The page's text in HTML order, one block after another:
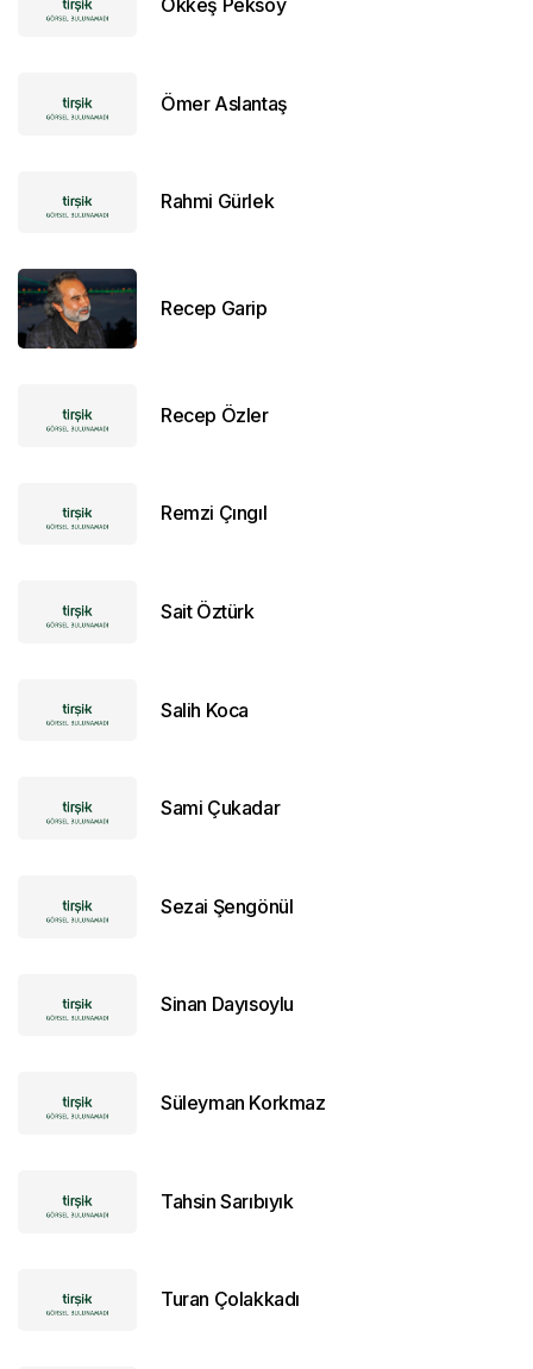
Ökkeş Peksoy
Ömer Aslantaş
Rahmi Gürlek
Recep Garip
Recep Özler
Remzi Çıngıl
Sait Öztürk
Salih Koca
Sami Çukadar
Sezai Şengönül
Sinan Dayısoylu
Süleyman Korkmaz
Tahsin Sarıbıyık
Turan Çolakkadı